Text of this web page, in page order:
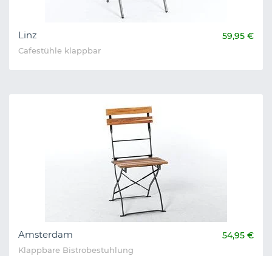
Linz 59,95 €
Cafestühle klappbar
Amsterdam 54,95 €
Klappbare Bistrobestuhlung